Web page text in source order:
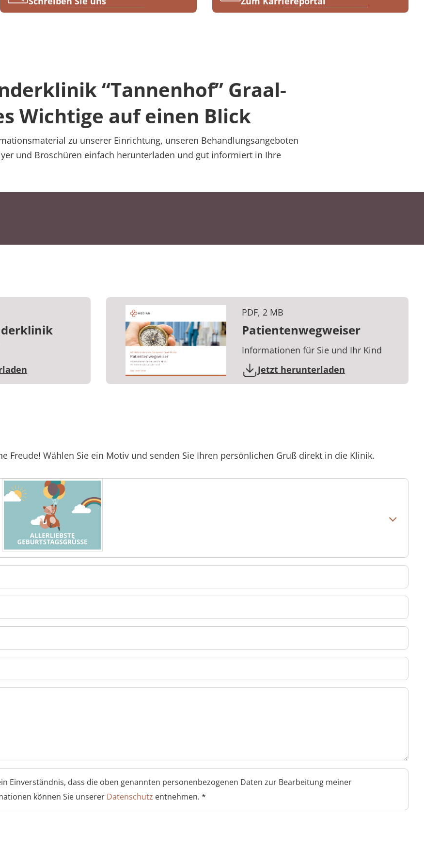
“Tannenhof” Graal-
Wichtige auf einen Blick
zu unserer Einrichtung, unseren Behandlungsangeboten
und Broschüren einfach herunterladen und gut informiert in Ihre
PDF, 2 MB
Patientenwegweiser
Informationen für Sie und Ihr Kind
Jetzt herunterladen
Freude! Wählen Sie ein Motiv und senden Sie Ihren persönlichen Gruß direkt in die Klinik.
Einverständnis, dass die oben genannten personenbezogenen Daten zur Bearbeitung meiner
können Sie unserer Datenschutz entnehmen. *